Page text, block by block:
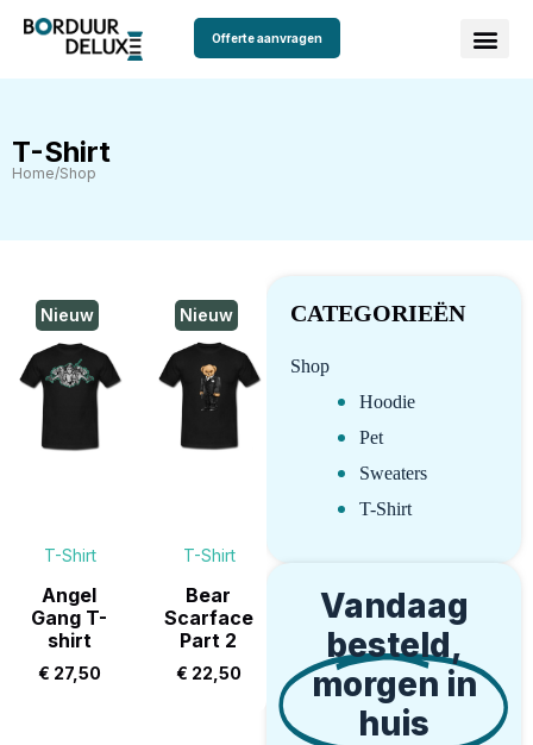
Offerte aanvragen
T-Shirt
Home/Shop
CATEGORIEËN
Shop
Hoodie
Pet
Sweaters
T-Shirt
Vandaag
besteld,
morgen in
huis
Nieuw
T-Shirt
Angel
Gang T-
shirt
€ 27,50
Nieuw
T-Shirt
Bear
Scarface
Part 2
€ 22,50